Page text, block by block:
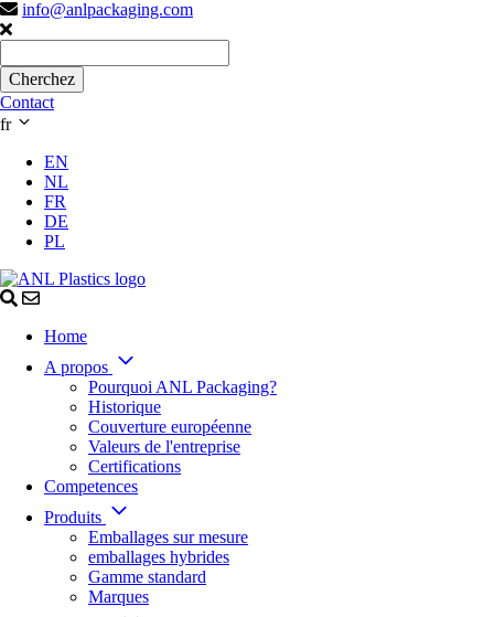
info@anlpackaging.com
Contact
fr
EN
NL
FR
DE
PL
Home
A propos
Pourquoi ANL Packaging?
Historique
Couverture européenne
Valeurs de l'entreprise
Certifications
Competences
Produits
Emballages sur mesure
emballages hybrides
Gamme standard
Marques